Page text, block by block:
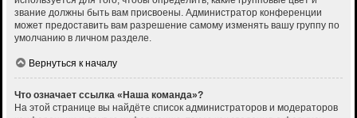
звание должны быть вам присвоены. Администратор конференции
может предоставить вам разрешение самому изменять вашу группу по
умолчанию в личном разделе.
Вернуться к началу
Что означает ссылка «Наша команда»?
На этой странице вы найдёте список администраторов и модераторов